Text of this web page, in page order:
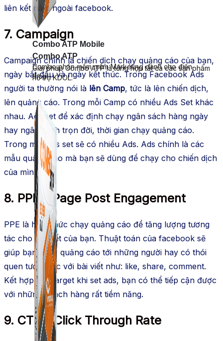
Combo ATP
Giải pháp Combo ATP là tổng hợp tất cả các sản phẩm
hỗ trợ KDOL.
Combo ATP Mobile
Combo phần mềm mềm Marketing dành cho điện
thoại.
liên kết nằm ngoài facebook.
7. Campaign
Campaign chính là chiến dịch chạy quảng cáo của bạn,
ngày bắt đầu và ngày kết thúc. Trong Facebook Ads
người ta thường nói là lên Camp, tức là lên chiến dịch,
lên quảng cáo. Trong mỗi Camp có nhiều Ads Set khác
nhau. Ads set để xác định chạy ngân sách hàng ngày
hay ngân sách trọn đời, thời gian chạy quảng cáo.
Trong mỗi Ads set sẽ có nhiều Ads. Ads chính là các
mẫu quảng cáo mà bạn sẽ dùng để chạy cho chiến dịch
của mình.
8. PPE – Page Post Engagement
PPE là hình thức chạy quảng cáo để tăng lượng tương
tác cho bài viết của bạn. Thuật toán của facebook sẽ
giúp bạn chạy quảng cáo tới những người hay có thói
quen tương tác với bài viết như: like, share, comment.
Kết hợp với Target khi set ads, bạn có thể tiếp cận được
với những khách hàng rất tiềm năng.
9. CTR – Click Through Rate